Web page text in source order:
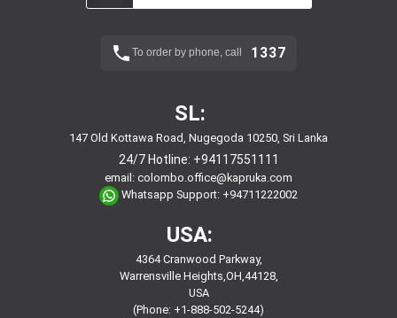
To order by phone, call 1337
SL:
147 Old Kottawa Road, Nugegoda 10250, Sri Lanka
24/7 Hotline: +94117551111
email: colombo.office@kapruka.com
Whatsapp Support: +94711222002
USA:
4364 Cranwood Parkway,
Warrensville Heights,OH,44128,
USA
(Phone: +1-888-502-5244)